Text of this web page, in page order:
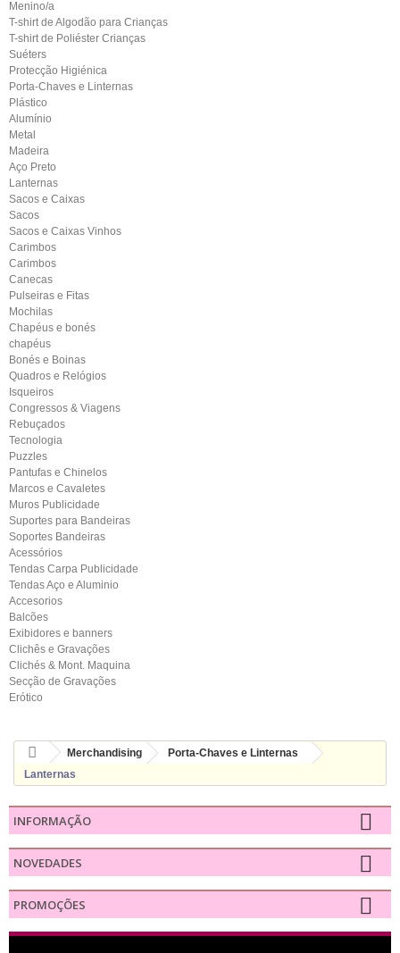
Menino/a
T-shirt de Algodão para Crianças
T-shirt de Poliéster Crianças
Suéters
Protecção Higiénica
Porta-Chaves e Linternas
Plástico
Alumínio
Metal
Madeira
Aço Preto
Lanternas
Sacos e Caixas
Sacos
Sacos e Caixas Vinhos
Carimbos
Carimbos
Canecas
Pulseiras e Fitas
Mochilas
Chapéus e bonés
chapéus
Bonés e Boinas
Quadros e Relógios
Isqueiros
Congressos & Viagens
Rebuçados
Tecnologia
Puzzles
Pantufas e Chinelos
Marcos e Cavaletes
Muros Publicidade
Suportes para Bandeiras
Soportes Bandeiras
Acessórios
Tendas Carpa Publicidade
Tendas Aço e Aluminio
Accesorios
Balcões
Exibidores e banners
Clichês e Gravações
Clichés & Mont. Maquina
Secção de Gravações
Erótico
Merchandising
Porta-Chaves e Linternas
Lanternas
INFORMAÇÃO
NOVEDADES
PROMOÇÕES